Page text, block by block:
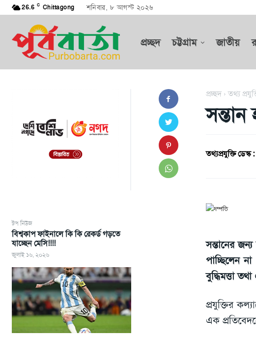
26.6 C Chittagong শনিবার, ৮ আগস্ট ২০২৬
প্রচ্ছদ চট্টগ্রাম জাতীয়
টপ নিউজ
বিশ্বকাপ ফাইনালে কি কি রেকর্ড গড়তে
যাচ্ছেন মেসি!!!!
জুলাই ১৬, ২০২৬
প্রচ্ছদ তথ্য
তথ্যপ্রযুক্তি ডেস্ক :
সন্তানের
পাচ্ছিলেন
বুদ্ধিমত্তা
প্রযুক্তির
এক